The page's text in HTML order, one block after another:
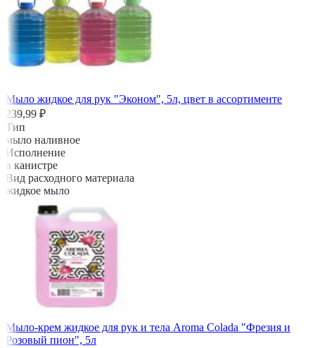
Мыло жидкое для рук "Эконом", 5л, цвет в ассортименте
239,99 ₽
Тип
мыло наливное
Исполнение
в канистре
Вид расходного материала
жидкое мыло
Мыло-крем жидкое для рук и тела Aroma Colada "Фрезия и
Розовый пион", 5л